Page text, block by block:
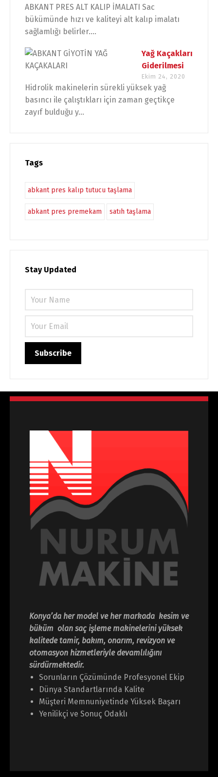
ABKANT PRES ALT KALIP İMALATI Sac
bükümünde hızı ve kaliteyi alt kalıp imalatı
sağlamlığı belirler....
Yağ Kaçakları
Giderilmesi
Ekim 24, 2020
Hidrolik makinelerin sürekli yüksek yağ
basıncı ile çalıştıkları için zaman geçtikçe
zayıf bulduğu y...
Tags
abkant pres kalıp tutucu taşlama
abkant pres premekam satıh taşlama
Stay Updated
Konya’da her model ve her markada kesim ve
büküm olan saç işleme makinelerini yüksek
kalitede tamir, bakım, onarım, revizyon ve
otomasyon hizmetleriyle devamlılığını
sürdürmektedir.
Sorunların Çözümünde Profesyonel Ekip
Dünya Standartlarında Kalite
Müşteri Memnuniyetinde Yüksek Başarı
Yenilikçi ve Sonuç Odaklı